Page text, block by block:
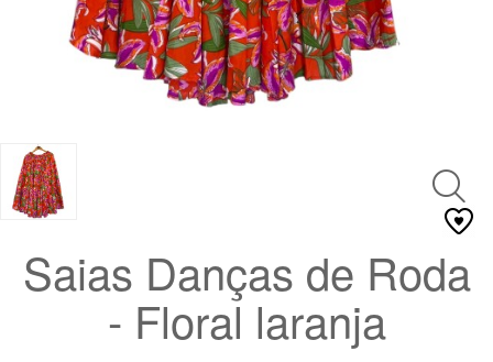
CENTRAL
ATENDIMENTO
8309-
9797
Chat
Envie-
Saias Danças de Roda
- Floral laranja